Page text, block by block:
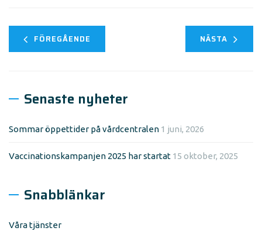
FÖREGÅENDE NÄSTA
Senaste nyheter
Sommar öppettider på vårdcentralen 1 juni, 2026
Vaccinationskampanjen 2025 har startat 15 oktober, 2025
Snabblänkar
Våra tjänster